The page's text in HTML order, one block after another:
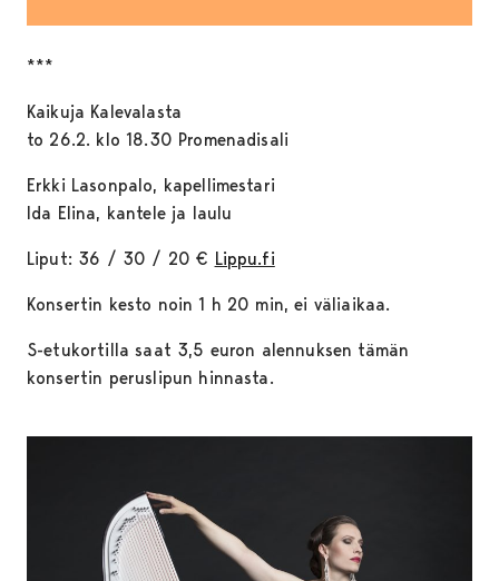
***
Kaikuja Kalevalasta
to 26.2. klo 18.30 Promenadisali
Erkki Lasonpalo, kapellimestari
Ida Elina, kantele ja laulu
Liput: 36 / 30 / 20 € Lippu.fi
Konsertin kesto noin 1 h 20 min, ei väliaikaa.
S-etukortilla saat 3,5 euron alennuksen tämän
konsertin peruslipun hinnasta.